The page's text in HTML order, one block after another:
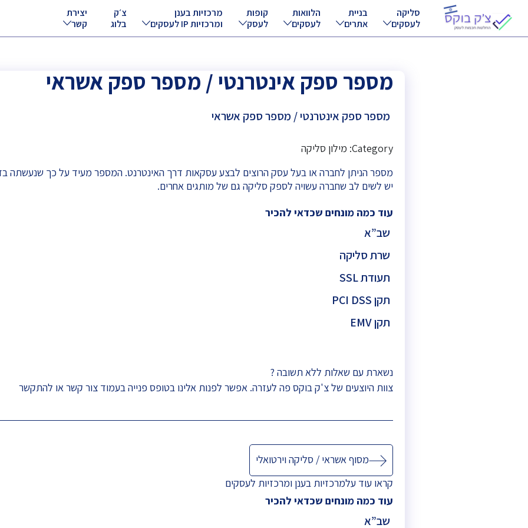
סליקה
לעסקים
בניית
אתרים
הלוואות
לעסקים
קופות
לעסק
מרכזיות בענן
ומרכזיות IP לעסקים
צ׳ק
בלוג
יצירת
קשר
מספר ספק אינטרנטי / מספר ספק אשראי
מספר ספק אינטרנטי / מספר ספק אשראי
Category: מילון סליקה
מספר הניתן לחברה או בעל עסק הרוצים לבצע עסקאות דרך האינטרנט. המספר מעיד על כך שנעשתה
יש לשים לב שחברה עשויה לספק סליקה גם של מותגים אחרים.
עוד כמה מונחים שכדאי להכיר
שב”א
שרת סליקה
תעודת SSL
תקן PCI DSS
תקן EMV
נשארת עם שאלות ללא תשובה ?
צוות היוצעים של צ'ק בוקס פה לעזרה. אפשר לפנות אלינו בטופס פנייה בעמוד צור קשראו להתקשר
ניווטמסוף אשראי / סליקה וירטואלי
קראו עוד עלמרכזיות בענן ומרכזיות לעסקים
עוד כמה מונחים שכדאי להכיר
שב”א